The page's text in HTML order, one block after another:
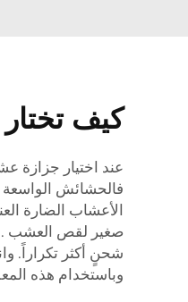
كيف
عند اختيار جزازة
فالحشائش الواسعة
الأعشاب الضارة
صغير لقص العشب
شحنٍ أكثر تكراراً.
وباستخدام هذه